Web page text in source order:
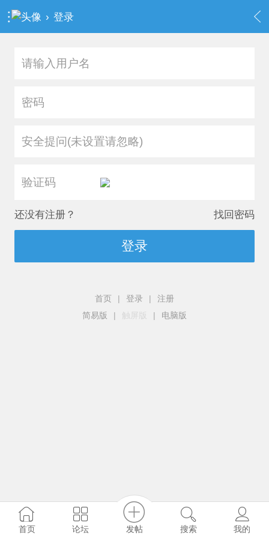
› 登录
安全提问(未设置请忽略)
还没有注册？ 找回密码
登录
首页 | 登录 |
注册
简易版
| 触屏版 | 电脑版
首页 论坛 发帖 搜索 我的